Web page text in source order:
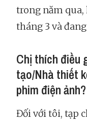
trong năm qua,
tháng 3 và
Chị thích điều
tạo/Nhà thiết
phim điện ảnh?
Đối với tôi, tạp